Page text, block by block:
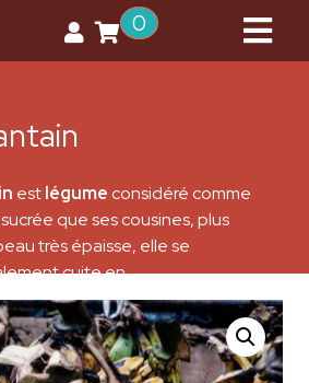
0
estlégume considéré comme
que ses cousines, plus
très épaisse, elle se
cuite en